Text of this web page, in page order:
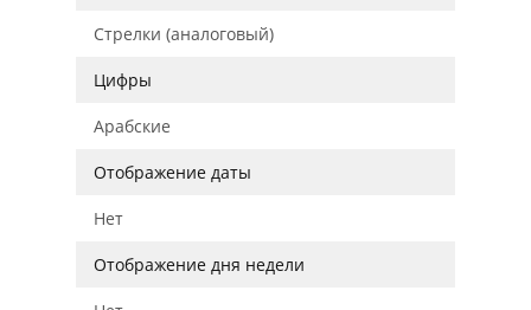
Стрелки (аналоговый)
Цифры
Арабские
Отображение даты
Нет
Отображение дня недели